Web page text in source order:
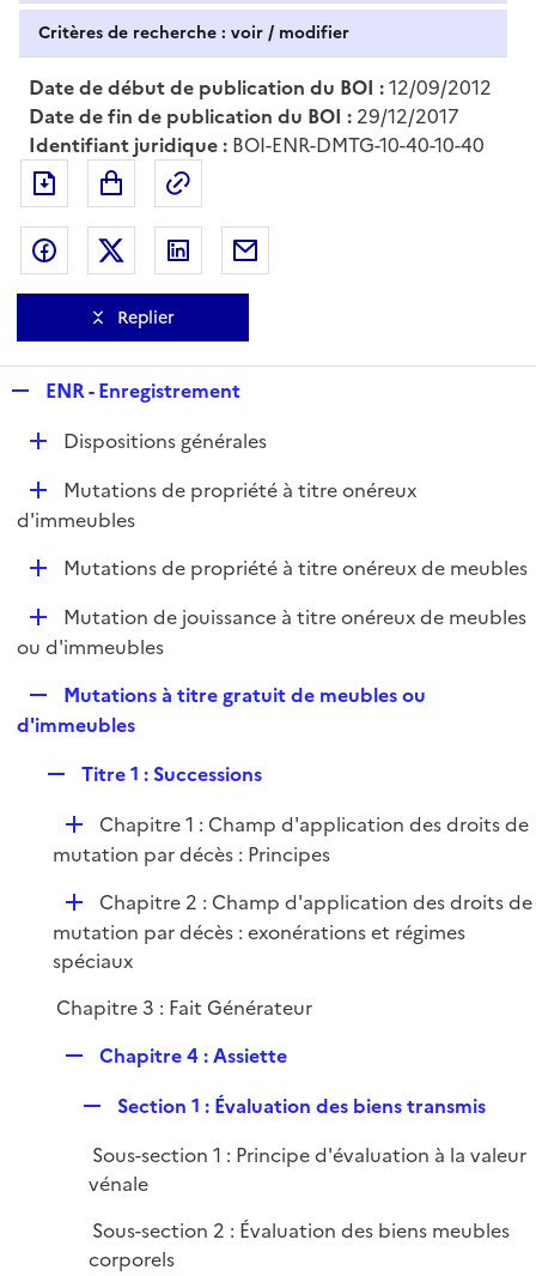
Critères de recherche : voir / modifier
Date de début de publication du BOI :12/09/2012
Date de fin de publication du BOI : 29/12/2017
Identifiant juridique : BOI-ENR-DMTG-10-40-10-40
Exporter le document au format pdf
Partager sur Facebook
Partager sur Twitter
Partager sur LinkedIn
Replier
p
l
i
e
r
ENR - Enregistrement
D
l
Dispositions générales
D
é
e
r
Mutations de propriété à titre onéreux
d'immeubles
D
l
r
Mutations de propriété à titre onéreux de meubles
D
é
i
Mutation de jouissance à titre onéreux de meubles
ou d'immeubles
e
l
r
Mutations à titre gratuit de meubles ou
d'immeubles
p
l
i
e
r
Titre 1 : Successions
D
é
i
e
Chapitre 1 : Champ d'application des droits de
mutation par décès : Principes
D
é
p
i
Chapitre 2 : Champ d'application des droits de
mutation par décès : exonérations et régimes
spéciaux
Chapitre 3 : Fait Générateur
p
e
r
Chapitre 4 : Assiette
p
l
Section 1 : Évaluation des biens transmis
Sous-section 1 : Principe d'évaluation à la valeur
vénale
Sous-section 2 : Évaluation des biens meubles
corporels